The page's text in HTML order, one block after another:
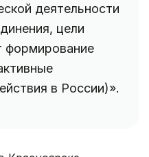
деятельности
цели
формирование
в России)».